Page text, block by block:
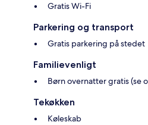
Gratis Wi-Fi
Parkering og transport
Gratis parkering på stedet
Familievenligt
Børn overnatter gratis (se
Tekøkken
Køleskab